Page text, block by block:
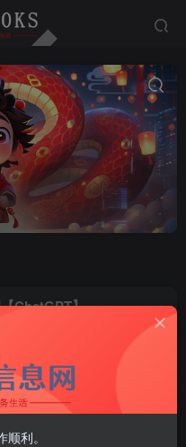
【ChatGPT】
交流
详细基础教程！【ChatGPT】
利。